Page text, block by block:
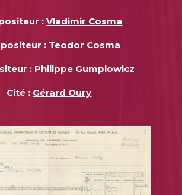
: Vladimir Cosma
: Teodor Cosma
: Philippe Gumplowicz
Cité : Gérard Oury